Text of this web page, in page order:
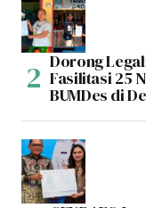
Dorong
Fasilitasi 25
BUMDes di